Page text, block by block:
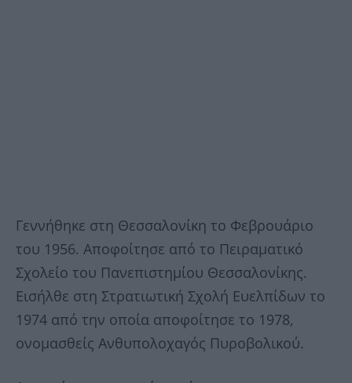
Γεννήθηκε στη Θεσσαλονίκη το Φεβρουάριο
του 1956. Αποφοίτησε από το Πειραματικό
Σχολείο του Πανεπιστημίου Θεσσαλονίκης.
Εισήλθε στη Στρατιωτική Σχολή Ευελπίδων το
1974 από την οποία αποφοίτησε το 1978,
ονομασθείς Ανθυπολοχαγός Πυροβολικού.